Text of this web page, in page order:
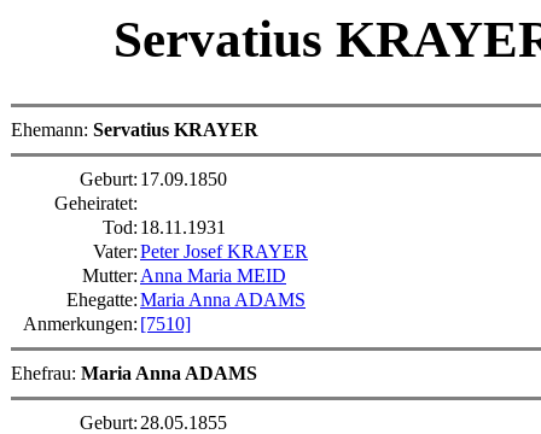
Servatius
Ehemann: Servatius KRAYER
Geburt: 17.09.1850
Geheiratet:
Tod: 18.11.1931
Vater:Peter Josef KRAYER
Mutter: Anna Maria MEID
Ehegatte:Maria Anna ADAMS
Anmerkungen: [7510]
Ehefrau: Maria Anna ADAMS
Geburt: 28.05.1855